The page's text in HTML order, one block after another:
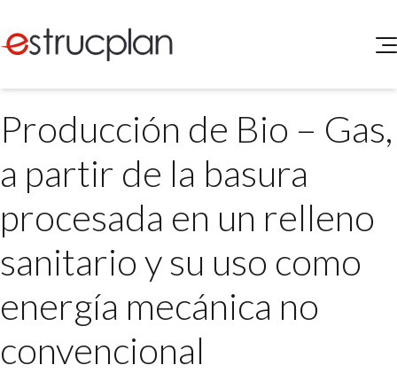
SERVICIOS
Medio Ambiente
Legislación
INGRESAR
Portal de Clientes
Matriz Premium
Matriz Profesional
Producción de Bio – Gas,
a partir de la basura
procesada en un relleno
sanitario y su uso como
energía mecánica no
convencional